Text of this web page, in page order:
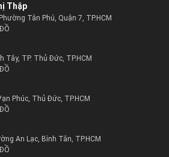
về thời điểm 2000 năm trước công
Thập
Tân Phú, Quận 7, TP.HCM
Tây, TP. Thủ Đức, TP.HCM
Phúc, Thủ Đức, TP.HCM
An Lạc, Bình Tân, TP.HCM